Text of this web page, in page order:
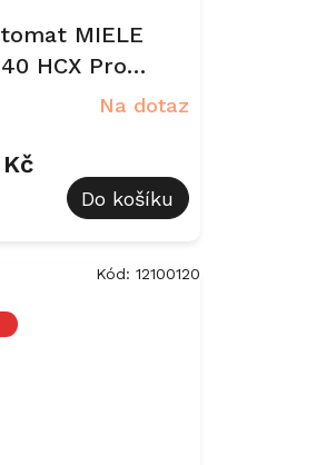
MIELE
HCX Pro
Na dotaz
Do košíku
Kód: 12100120